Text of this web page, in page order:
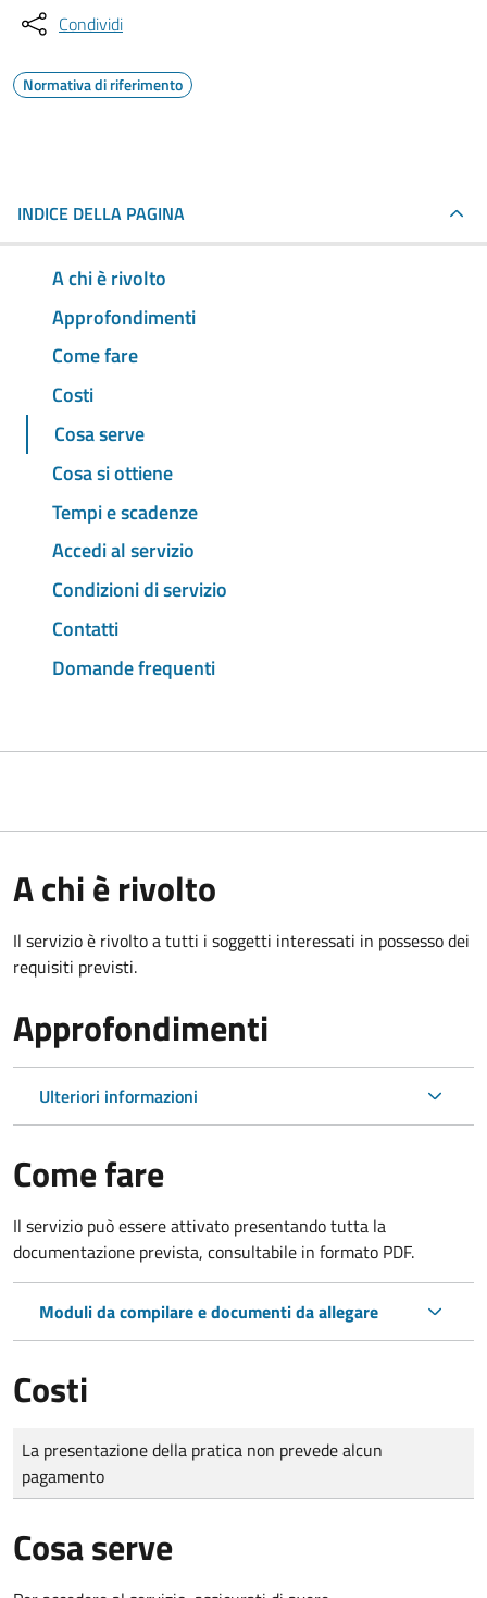
Condividi
Normativa di riferimento
INDICE DELLA PAGINA
A chi è rivolto
Approfondimenti
Come fare
Costi
Cosa serve
Cosa si ottiene
Tempi e scadenze
Accedi al servizio
Condizioni di servizio
Contatti
Domande frequenti
A chi è rivolto
Il servizio è rivolto a tutti i soggetti interessati in possesso dei
requisiti previsti.
Approfondimenti
Ulteriori informazioni
Come fare
Il servizio può essere attivato presentando tutta la
documentazione prevista, consultabile in formato PDF.
Moduli da compilare e documenti da allegare
Costi
Tipo di pagamento
Importo
La presentazione della pratica non prevede alcun
pagamento
Cosa serve